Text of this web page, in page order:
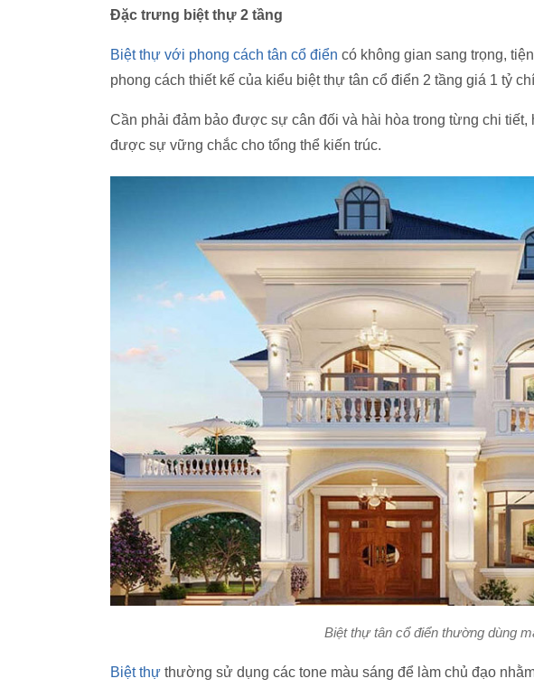
Đặc trưng biệt thự 2 tầng
Biệt thự với phong cách tân cổ điển có không gian sang trọng,
phong cách thiết kế của kiểu biệt thự tân cổ điển 2 tầng giá 1 tỷ
Cần phải đảm bảo được sự cân đối và hài hòa trong từng chi tiết,
được sự vững chắc cho tổng thể kiến trúc.
Biệt thự tân cổ điển thường dùng
Biệt thự thường sử dụng các tone màu sáng để làm chủ đạo